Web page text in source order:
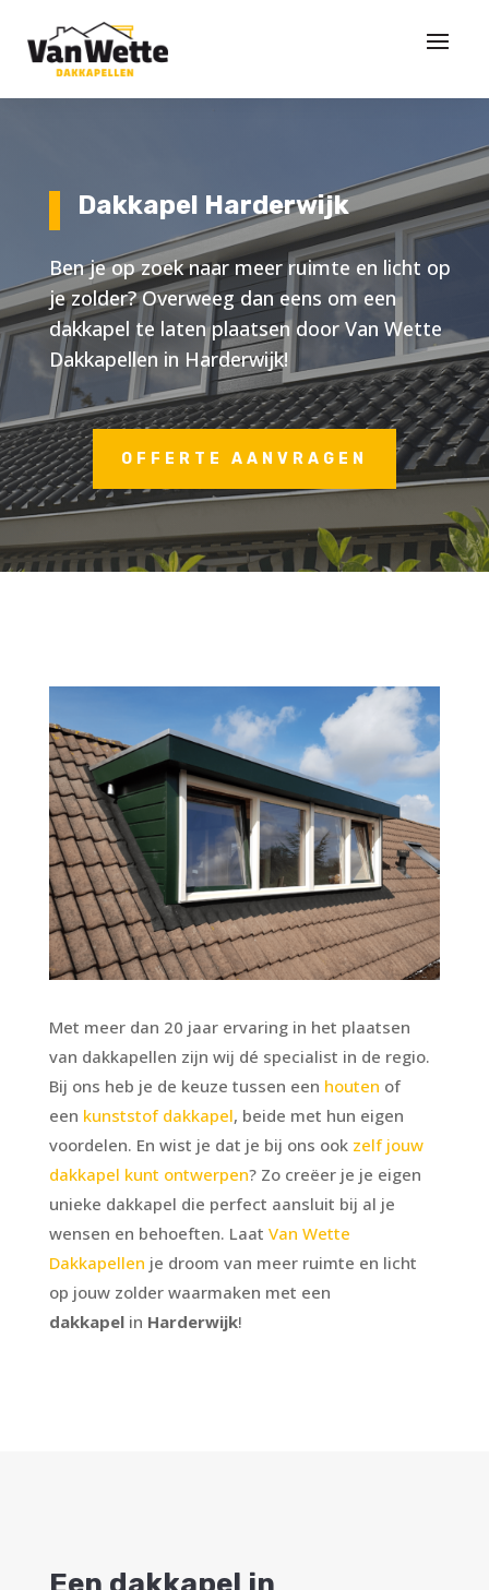
Dakkapel Harderwijk
Ben je op zoek naar meer ruimte en licht op
je zolder? Overweeg dan eens om een
dakkapel te laten plaatsen door Van Wette
Dakkapellen in Harderwijk!
OFFERTE AANVRAGEN
Met meer dan 20 jaar ervaring in het plaatsen
van dakkapellen zijn wij dé specialist in de regio.
Bij ons heb je de keuze tussen een houten of
een kunststof dakkapel, beide met hun eigen
voordelen. En wist je dat je bij ons ook zelf jouw
dakkapel kunt ontwerpen? Zo creëer je je eigen
unieke dakkapel die perfect aansluit bij al je
wensen en behoeften. Laat Van Wette
Dakkapellen je droom van meer ruimte en licht
op jouw zolder waarmaken met een
dakkapel in Harderwijk!